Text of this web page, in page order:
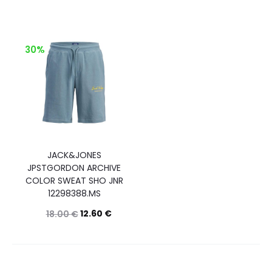
30%
JACK&JONES
JPSTGORDON ARCHIVE
COLOR SWEAT SHO JNR
12298388.MS
18.00€12.60 €